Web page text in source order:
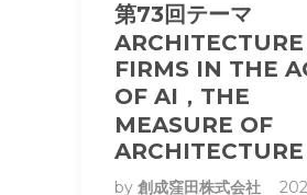
第73回テーマ
ARCHITECTURE
FIRMS IN THE
OF AI，THE
MEASURE OF
ARCHITECTURE
by 創成窪田株式会社